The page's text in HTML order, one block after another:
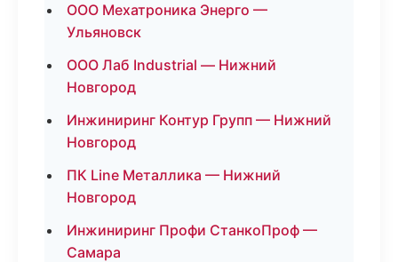
ООО Мехатроника Энерго —
Ульяновск
ООО Лаб Industrial — Нижний
Новгород
Инжиниринг Контур Групп — Нижний
Новгород
ПК Line Металлика — Нижний
Новгород
Инжиниринг Профи СтанкоПроф —
Самара